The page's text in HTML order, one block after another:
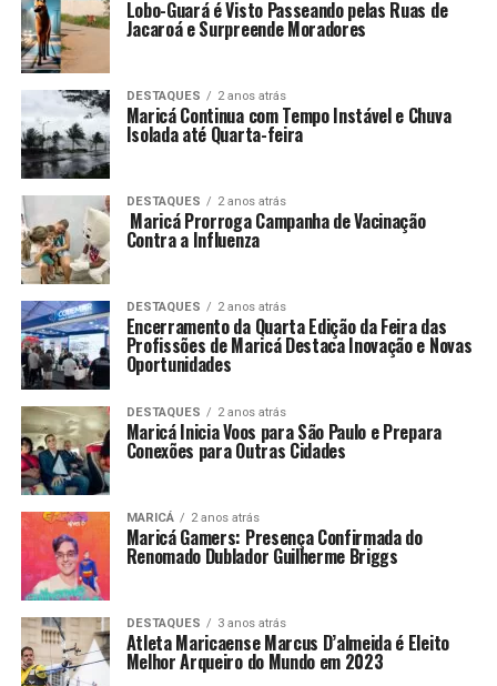
Lobo-Guará é Visto Passeando pelas Ruas de
Jacaroá e Surpreende Moradores
DESTAQUES 2 anos atrás
Maricá Continua com Tempo Instável e Chuva
Isolada até Quarta-feira
DESTAQUES 2 anos atrás
Maricá Prorroga Campanha de Vacinação
Contra a Influenza
DESTAQUES 2 anos atrás
Encerramento da Quarta Edição da Feira das
Profissões de Maricá Destaca Inovação e Novas
Oportunidades
DESTAQUES 2 anos atrás
Maricá Inicia Voos para São Paulo e Prepara
Conexões para Outras Cidades
MARICÁ 2 anos atrás
Maricá Gamers: Presença Confirmada do
Renomado Dublador Guilherme Briggs
DESTAQUES 3 anos atrás
Atleta Maricaense Marcus D’almeida é Eleito
Melhor Arqueiro do Mundo em 2023